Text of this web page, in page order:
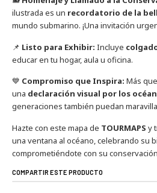
ilustrada es un recordatorio de la
mundo submarino. ¡Una invitación
📌 Listo para Exhibir: Incluye
educar en tu hogar, aula u oficina.
💙 Compromiso que Inspira: Más
una declaración visual por los
generaciones también puedan
Hazte con este mapa de TOURMAPS y
una ventana al océano, celebrando su
comprometiéndote con su
COMPARTIR ESTE PRODUCTO